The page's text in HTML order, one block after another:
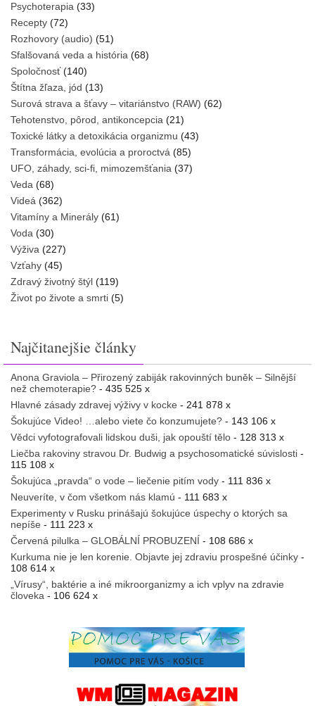
Psychoterapia (33)
Recepty (72)
Rozhovory (audio) (51)
Sfalšovaná veda a história (68)
Spoločnosť(140)
Štítna žľaza, jód (13)
Surová strava a šťavy – vitariánstvo (RAW) (62)
Tehotenstvo, pôrod, antikoncepcia (21)
Toxické látky a detoxikácia organizmu (43)
Transformácia, evolúcia a proroctvá (85)
UFO, záhady, sci-fi, mimozemšťania (37)
Veda (68)
Videá (362)
Vitamíny a Minerály (61)
Voda (30)
Výživa (227)
Vzťahy (45)
Zdravý životný štýl (119)
Život po živote a smrti (5)
Najčitanejšie články
Anona Graviola – Přirozený zabiják rakovinných buněk – Silnější
než chemoterapie? - 435 525 x
Hlavné zásady zdravej výživy v kocke - 241 878 x
Šokujúce Video! …alebo viete čo konzumujete? - 143 106 x
Vědci vyfotografovali lidskou duši, jak opouští tělo - 128 313 x
Liečba rakoviny stravou Dr. Budwig a psychosomatické súvislosti -
115 108 x
Šokujúca „pravda“ o vode – liečenie pitím vody - 111 836 x
Neuveríte, v čom všetkom nás klamú - 111 683 x
Experimenty v Rusku prinášajú šokujúce úspechy o ktorých sa
nepíše - 111 223 x
Červená pilulka – GLOBÁLNÍ PROBUZENÍ - 108 686 x
Kurkuma nie je len korenie. Objavte jej zdraviu prospešné účinky -
108 614 x
„Vírusy“, baktérie a iné mikroorganizmy a ich vplyv na zdravie
človeka - 106 624 x